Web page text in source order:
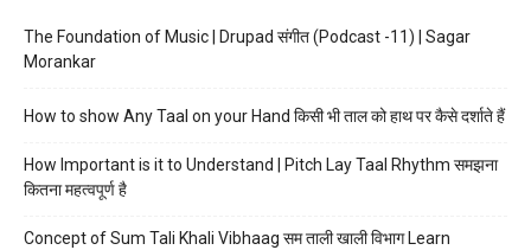
The Foundation of Music | Drupad संगीत (Podcast -11) | Sagar
Morankar
How to show Any Taal on your Hand किसी भी ताल को हाथ पर कैसे दर्शाते हैं
How Important is it to Understand | Pitch Lay Taal Rhythm समझना
कितना महत्वपूर्ण है
Concept of Sum Tali Khali Vibhaag सम ताली खाली विभाग Learn